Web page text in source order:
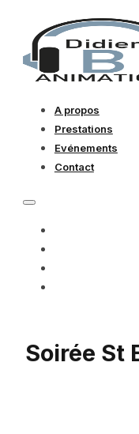
A propos
Prestations
Evénements
Contact
Soirée St